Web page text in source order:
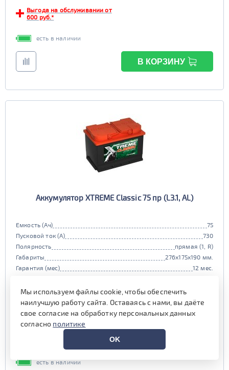
Выгода на обслуживании от
600 руб.*
есть в наличии
В КОРЗИНУ
Аккумулятор XTREME Classic 75 пр (L3.1, AL)
Емкость (Ач)
75
Пусковой ток (А)
730
Полярность
прямая (1, R)
Габариты
276x175x190 мм.
Гарантия (мес)
12 мес.
при обмене старой АКБ
аналогичного типоразмера
8 500 руб.
есть в наличии
Мы используем файлы cookie, чтобы обеспечить
наилучшую работу сайта. Оставаясь с нами, вы даёте
свое согласие на обработку персональных данных
согласно политике
OK